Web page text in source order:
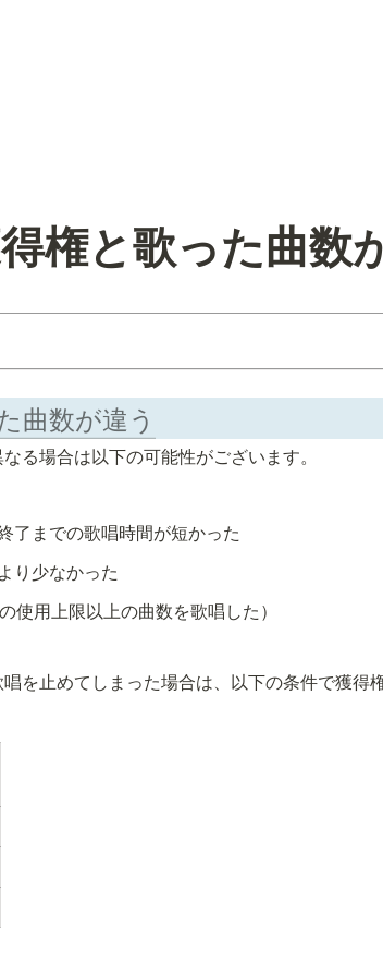
権と歌った曲数
曲数が違う
る場合は以下の可能性がございます。
了までの歌唱時間が短かった
り少なかった
使用上限以上の曲数を歌唱した）
を止めてしまった場合は、以下の条件で獲得